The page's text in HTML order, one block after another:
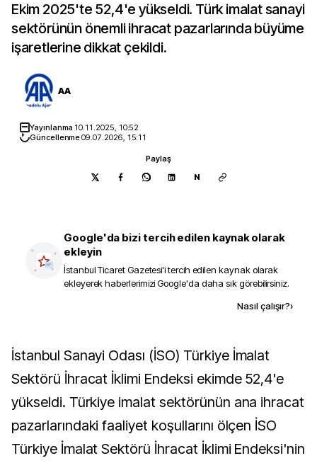
Ekim 2025'te 52,4'e yükseldi. Türk imalat sanayi
sektörünün önemli ihracat pazarlarında büyüme
işaretlerine dikkat çekildi.
AA
Yayınlanma 10.11.2025, 10:52
Güncellenme09.07.2026, 15:11
Paylaş
N
Google'da bizi tercih edilen kaynak olarak
ekleyin
İstanbul Ticaret Gazetesi'i tercih edilen kaynak olarak
ekleyerek haberlerimizi Google'da daha sık görebilirsiniz.
Nasıl çalışır?›
İstanbul Sanayi Odası (İSO) Türkiye İmalat
Sektörü İhracat İklimi Endeksi ekimde 52,4'e
yükseldi. Türkiye imalat sektörünün ana ihracat
pazarlarındaki faaliyet koşullarını ölçen İSO
Türkiye İmalat Sektörü İhracat İklimi Endeksi'nin